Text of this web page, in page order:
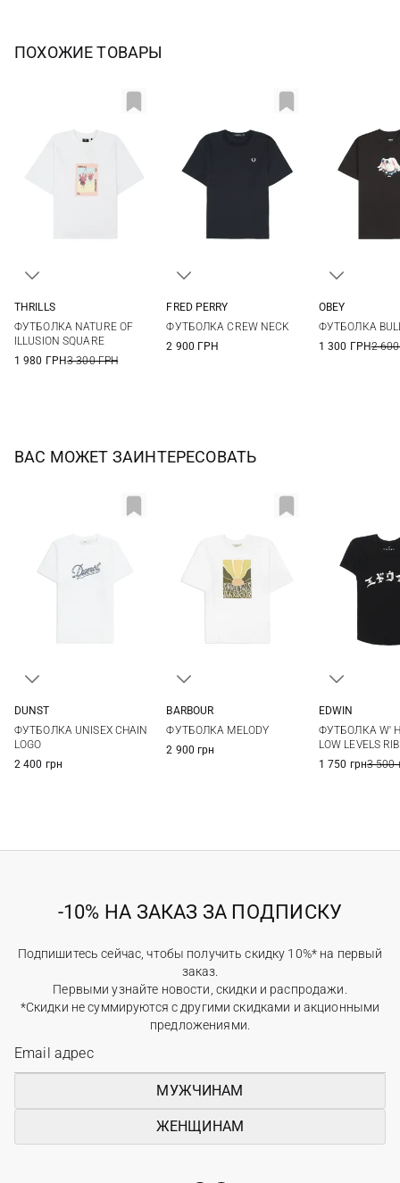
ПОХОЖИЕ ТОВАРЫ
THRILLS
ФУТБОЛКА NATURE OF
ILLUSION SQUARE
1 980 ГРН3 300 ГРН
FRED PERRY
ФУТБОЛКА CREW NECK
2 900 ГРН
OBEY
ФУТБОЛКА
1 300 ГРН2
ВАС МОЖЕТ ЗАИНТЕРЕСОВАТЬ
DUNST
ФУТБОЛКА UNISEX CHAIN ​​
LOGO
2 400 грн
BARBOUR
ФУТБОЛКА MELODY
2 900 грн
EDWIN
ФУТБОЛКА W'
LOW LEVELS RIB
1 750 грн3 500
-10% НА ЗАКАЗ ЗА ПОДПИСКУ
Подпишитесь сейчас, чтобы получить скидку 10%* на первый
заказ.
Первыми узнайте новости, скидки и распродажи.
*Скидки не суммируются с другими скидками и акционными
предложениями.
МУЖЧИНАМ
ЖЕНЩИНАМ